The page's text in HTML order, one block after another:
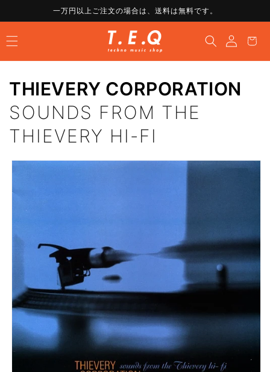
進む
一万円以上ご注文の場合は、送料は無料です。
グ
イ
ン
ー
THIEVERY CORPORATION
SOUNDS FROM THE
THIEVERY HI-FI
商品情